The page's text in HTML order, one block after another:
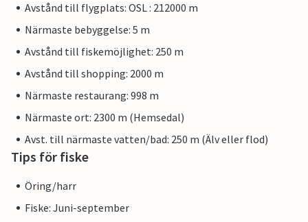
Avstånd till flygplats: OSL : 212000 m
Närmaste bebyggelse: 5 m
Avstånd till fiskemöjlighet: 250 m
Avstånd till shopping: 2000 m
Närmaste restaurang: 998 m
Närmaste ort: 2300 m (Hemsedal)
Avst. till närmaste vatten/bad: 250 m (Älv eller flod)
Tips för fiske
Öring/harr
Fiske: Juni-september